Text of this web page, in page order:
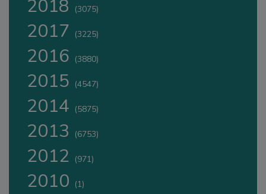
2018 (3075)
2017 (3225)
2016 (3880)
2015 (4547)
2014 (5875)
2013 (6753)
2012 (971)
2010 (1)